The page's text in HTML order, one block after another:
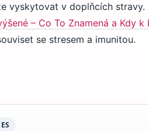
vyskytovat v doplňcích stravy.
– Co To Znamená a Kdy k
se stresem a imunitou.